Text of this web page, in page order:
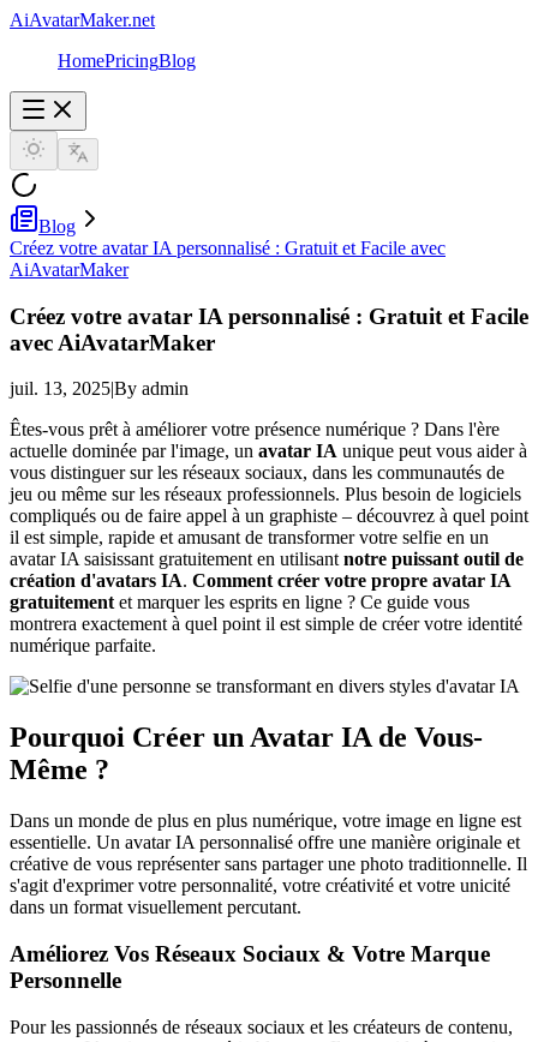
AiAvatarMaker.net
HomePricingBlog
Blog
Créez votre avatar IA personnalisé : Gratuit et Facile avec
AiAvatarMaker
Créez votre avatar IA personnalisé : Gratuit et Facile
avec AiAvatarMaker
juil. 13, 2025|By admin
Êtes-vous prêt à améliorer votre présence numérique ? Dans l'ère
actuelle dominée par l'image, un avatar IA unique peut vous aider à
vous distinguer sur les réseaux sociaux, dans les communautés de
jeu ou même sur les réseaux professionnels. Plus besoin de logiciels
compliqués ou de faire appel à un graphiste – découvrez à quel point
il est simple, rapide et amusant de transformer votre selfie en un
avatar IA saisissant gratuitement en utilisantnotre puissant outil de
création d'avatars IA. Comment créer votre propre avatar IA
gratuitementet marquer les esprits en ligne ? Ce guide vous
montrera exactement à quel point il est simple de créer votre identité
numérique parfaite.
Pourquoi Créer un Avatar IA de Vous-
Même ?
Dans un monde de plus en plus numérique, votre image en ligne est
essentielle. Un avatar IA personnalisé offre une manière originale et
créative de vous représenter sans partager une photo traditionnelle. Il
s'agit d'exprimer votre personnalité, votre créativité et votre unicité
dans un format visuellement percutant.
Améliorez Vos Réseaux Sociaux & Votre Marque
Personnelle
Pour les passionnés de réseaux sociaux et les créateurs de contenu,